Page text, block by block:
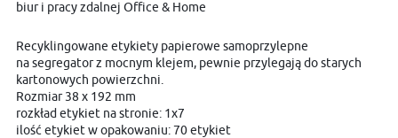
biur i pracy zdalnej Office & Home
Recyklingowane etykiety papierowe samoprzylepne
na segregator z mocnym klejem, pewnie przylegają do starych
kartonowych powierzchni.
Rozmiar 38 x 192 mm
rozkład etykiet na stronie: 1x7
ilość etykiet w opakowaniu: 70 etykiet